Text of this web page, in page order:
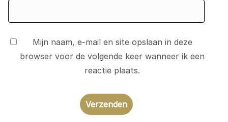
Mijn naam, e-mail en site opslaan in deze
browser voor de volgende keer wanneer ik een
reactie plaats.